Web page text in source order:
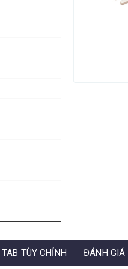
TAB TÙY CHỈNH ĐÁNH GIÁ